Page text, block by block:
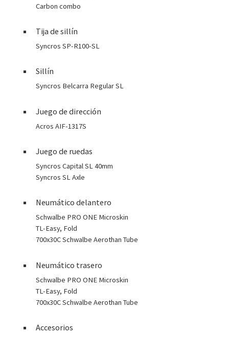
Carbon combo
Tija de sillín
Syncros SP-R100-SL
Sillín
Syncros Belcarra Regular SL
Juego de dirección
Acros AIF-1317S
Juego de ruedas
Syncros Capital SL 40mm
Syncros SL Axle
Neumático delantero
Schwalbe PRO ONE Microskin
TL-Easy, Fold
700x30C Schwalbe Aerothan Tube
Neumático trasero
Schwalbe PRO ONE Microskin
TL-Easy, Fold
700x30C Schwalbe Aerothan Tube
Accesorios